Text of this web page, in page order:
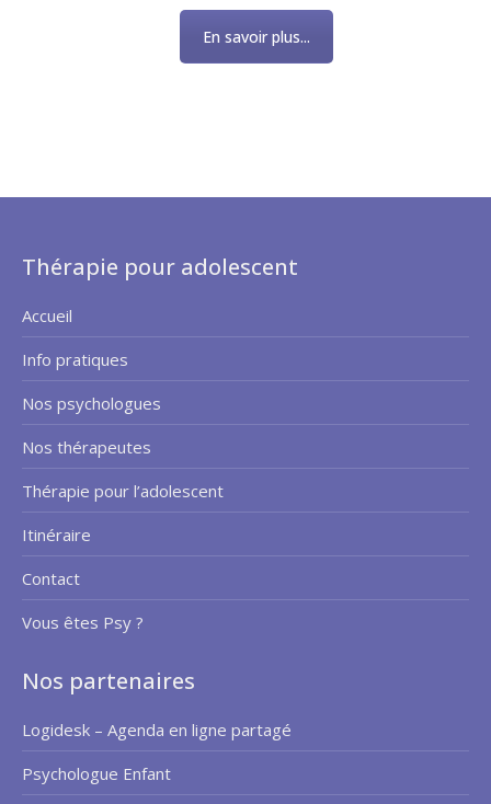
En savoir plus...
Thérapie pour adolescent
Accueil
Info pratiques
Nos psychologues
Nos thérapeutes
Thérapie pour l’adolescent
Itinéraire
Contact
Vous êtes Psy ?
Nos partenaires
Logidesk – Agenda en ligne partagé
Psychologue Enfant